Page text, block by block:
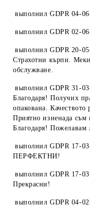
выполнилGDPR 04-
выполнилGDPR 02-
выполнилGDPR 20-
Страхотни кърпи.
обслужване.
выполнилGDPR 31-
Благодаря! Получих
опакована.
Приятно изненада съм
Благодаря! Пожелавам
выполнилGDPR 17-
ПЕРФЕКТНИ!
выполнилGDPR 17-
Прекрасни!
выполнилGDPR 04-